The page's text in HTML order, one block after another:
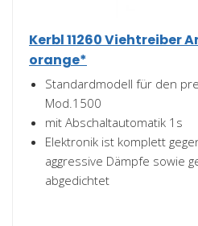
Kerbl 11260 Viehtreiber
orange*
Standardmodell für den
Mod.1500
mit Abschaltautomatik 1s
Elektronik ist komplett
aggressive Dämpfe sowie
abgedichtet